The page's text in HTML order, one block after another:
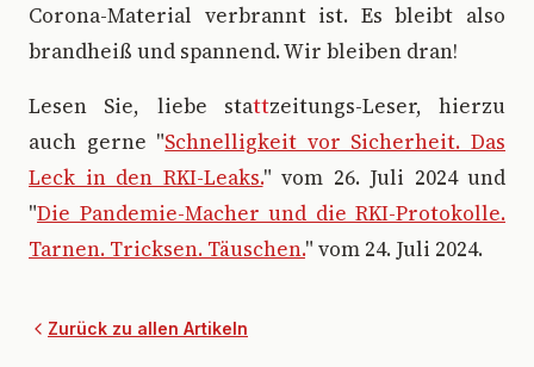
Corona-Material verbrannt ist. Es bleibt also
brandheiß und spannend. Wir bleiben dran!
Lesen Sie, liebe stattzeitungs-Leser, hierzu
auch gerne "Schnelligkeit vor Sicherheit. Das
Leck in den RKI-Leaks." vom 26. Juli 2024 und
"Die Pandemie-Macher und die RKI-Protokolle.
Tarnen. Tricksen. Täuschen." vom 24. Juli 2024.
Zurück zu allen Artikeln